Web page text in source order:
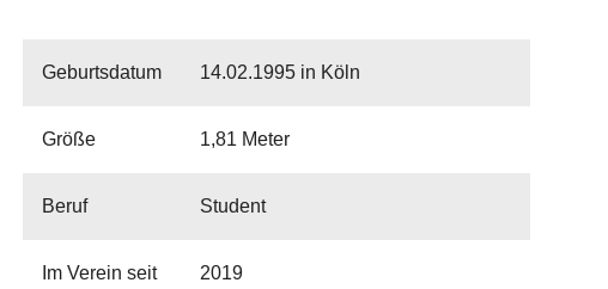
Geburtsdatum 14.02.1995 in Köln
Größe 1,81 Meter
Beruf Student
Im Verein seit 2019